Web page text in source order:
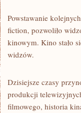
Powstawanie
fiction, pozwoliło
kinowym. ⁤Kino ‌stało
widzów.
Dzisiejsze czasy
produkcji⁢
filmowego, historia